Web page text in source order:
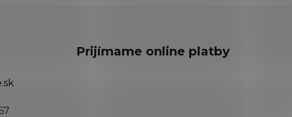
Prijímame online platby